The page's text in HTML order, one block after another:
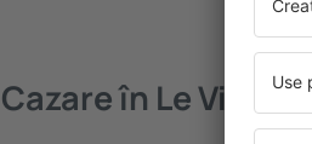
Cazare în Le Vigan